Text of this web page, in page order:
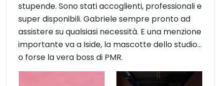
stupende. Sono stati accoglienti, professionali e
super disponibili. Gabriele sempre pronto ad
assistere su qualsiasi necessità. E una menzione
importante va a Iside, la mascotte dello studio…
o forse la vera boss di PMR.